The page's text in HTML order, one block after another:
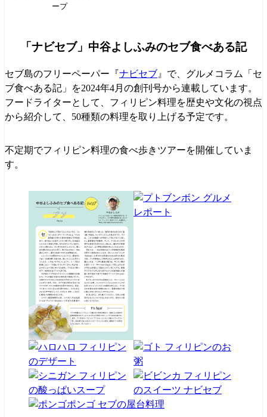
ープ
「ナビセブ」中谷よしふみのセブ食べある記
セブ島のフリーペーパー『ナビセブ 』で、グルメコラム「セ
ブ食べある記」を2024年4月の創刊号から連載しています。
フードライターとして、フィリピン料理を歴史や文化の視点
から紹介して、50種類の料理を取り上げる予定です。
不定期でフィリピン料理の食べ歩きツアーを開催していま
す。